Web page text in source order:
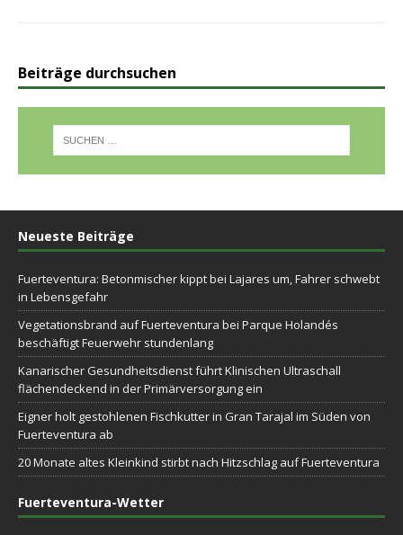
Beiträge durchsuchen
Neueste Beiträge
Fuerteventura: Betonmischer kippt bei Lajares um, Fahrer schwebt
in Lebensgefahr
Vegetationsbrand auf Fuerteventura bei Parque Holandés
beschäftigt Feuerwehr stundenlang
Kanarischer Gesundheitsdienst führt Klinischen Ultraschall
flächendeckend in der Primärversorgung ein
Eigner holt gestohlenen Fischkutter in Gran Tarajal im Süden von
Fuerteventura ab
20 Monate altes Kleinkind stirbt nach Hitzschlag auf Fuerteventura
Fuerteventura-Wetter